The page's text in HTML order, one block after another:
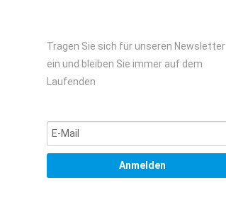
Tragen Sie sich für unseren Newsletter
ein und bleiben Sie immer auf dem
Laufenden
Anmelden